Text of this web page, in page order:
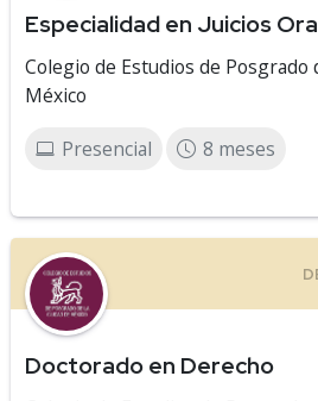
Especialidad en Juicios
Colegio de Estudios de Posgrado
México
Presencial 8 meses
Doctorado en Derecho